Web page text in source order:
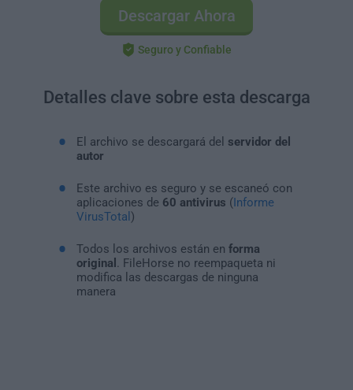
Descargar Ahora
Seguro y Confiable
Detalles clave sobre esta descarga
El archivo se descargará del servidor del
autor
Este archivo es seguro y se escaneó con
aplicaciones de 60 antivirus (Informe
VirusTotal )
Todos los archivos están en forma
original
. FileHorse no reempaqueta ni
modifica las descargas de ninguna
manera